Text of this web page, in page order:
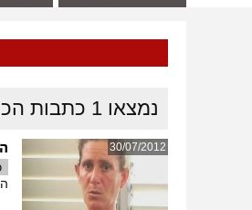
נמצאו 1 כתבות
30/07/2012